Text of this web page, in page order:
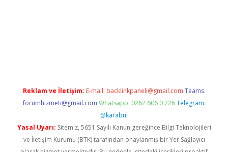
Reklam ve İletişim: E-mail: backlinkpaneli@gmail.com Teams:
forumhizmeti@gmail.com Whatsapp: 0262 606 0 726 Telegram:
@karabul
Yasal Uyarı: Sitemiz, 5651 Sayılı Kanun gereğince Bilgi Teknolojileri
ve İletişim Kurumu (BTK) tarafından onaylanmış bir Yer Sağlayıcı